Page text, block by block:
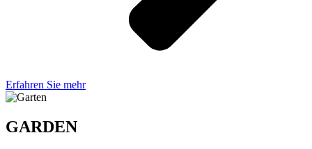
Erfahren Sie mehr
GARDEN